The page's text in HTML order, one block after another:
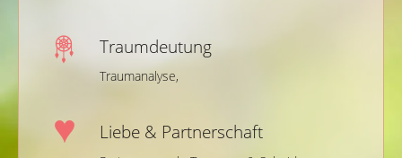
Traumdeutung
Traumanalyse,
Liebe & Partnerschaft